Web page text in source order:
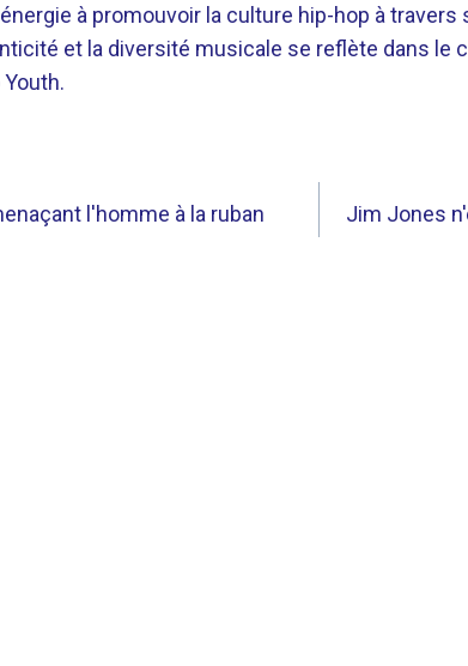
à promouvoir la culture hip-hop à
et la diversité musicale se reflète dans le
l'homme à la ruban
Jim Jones